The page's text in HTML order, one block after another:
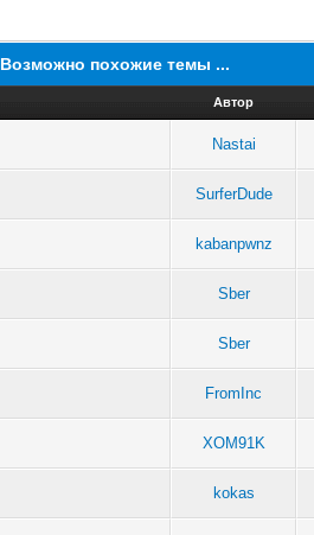
Возможно похожие темы ...
Автор
Nastai
SurferDude
kabanpwnz
Sber
Sber
FromInc
XOM91K
kokas